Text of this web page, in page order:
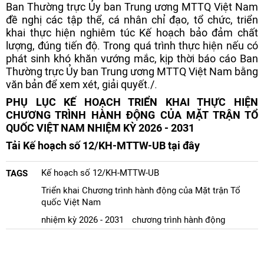
Ban Thường trực Ủy ban Trung ương MTTQ Việt Nam
đề nghị các tập thể, cá nhân chỉ đạo, tổ chức, triển
khai thực hiện nghiêm túc Kế hoạch bảo đảm chất
lượng, đúng tiến độ. Trong quá trình thực hiện nếu có
phát sinh khó khăn vướng mắc, kịp thời báo cáo Ban
Thường trực Ủy ban Trung ương MTTQ Việt Nam bằng
văn bản để xem xét, giải quyết./.
PHỤ LỤC KẾ HOẠCH TRIỂN KHAI THỰC HIỆN
CHƯƠNG TRÌNH HÀNH ĐỘNG CỦA MẶT TRẬN TỔ
QUỐC VIỆT NAM NHIỆM KỲ 2026 - 2031
Tải Kế hoạch số 12/KH-MTTW-UB tại đây
TAGS
Kế hoạch số 12/KH-MTTW-UB
Triển khai Chương trình hành động của Mặt trận Tổ
quốc Việt Nam
nhiệm kỳ 2026 - 2031
chương trình hành động